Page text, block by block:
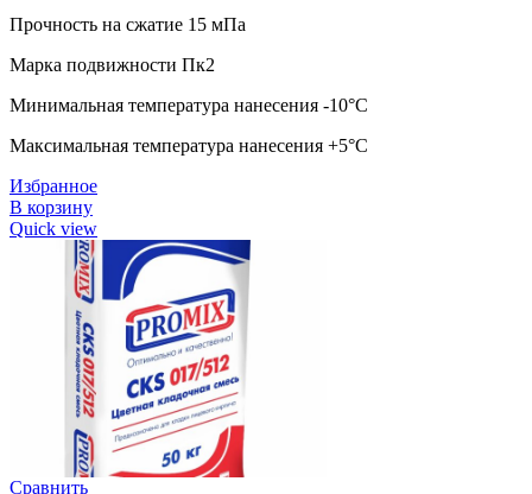
Прочность на сжатие 15 мПа
Марка подвижности Пк2
Минимальная температура нанесения -10°C
Максимальная температура нанесения +5°C
Избранное
В корзину
Quick view
Сравнить